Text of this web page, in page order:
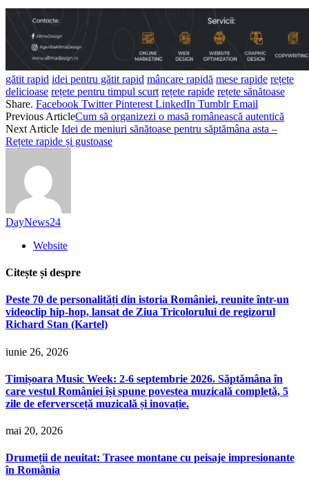
gătit rapid idei pentru gătit rapid mâncare rapidă mese rapide rețete
delicioase rețete pentru timpul scurt rețete rapide rețete sănătoase
Share. Facebook Twitter Pinterest LinkedIn Tumblr Email
Previous ArticleCum să organizezi o masă românească autentică
Next Article Idei de meniuri sănătoase pentru săptămâna asta –
Rețete rapide și gustoase
DayNews24
Website
Citește și despre
Peste 70 de personalități din istoria României, reunite într-un
videoclip hip-hop, lansat de Ziua Tricolorului de regizorul
Richard Stan (Kartel)
iunie 26, 2026
Timișoara Music Week: 2-6 septembrie 2026. Săptămâna în
care vestul României își spune povestea muzicală completă, 5
zile de eferversceță muzicală și inovație.
mai 20, 2026
Drumeții de neuitat: Trasee montane cu peisaje impresionante
în România